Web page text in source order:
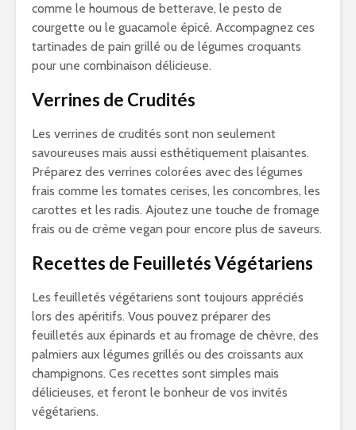
comme le houmous de betterave, le pesto de
courgette ou le guacamole épicé. Accompagnez ces
tartinades de pain grillé ou de légumes croquants
pour une combinaison délicieuse.
Verrines de Crudités
Les verrines de crudités sont non seulement
savoureuses mais aussi esthétiquement plaisantes.
Préparez des verrines colorées avec des légumes
frais comme les tomates cerises, les concombres, les
carottes et les radis. Ajoutez une touche de fromage
frais ou de crème vegan pour encore plus de saveurs.
Recettes de Feuilletés Végétariens
Les feuilletés végétariens sont toujours appréciés
lors des apéritifs. Vous pouvez préparer des
feuilletés aux épinards et au fromage de chèvre, des
palmiers aux légumes grillés ou des croissants aux
champignons. Ces recettes sont simples mais
délicieuses, et feront le bonheur de vos invités
végétariens.